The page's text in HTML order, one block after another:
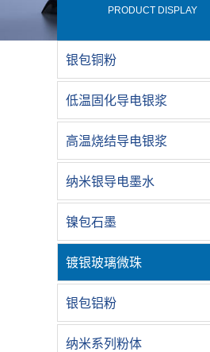
PRODUCT DISPLAY
银包铜粉
低温固化导电银浆
高温烧结导电银浆
纳米银导电墨水
镍包石墨
镀银玻璃微珠
银包铝粉
纳米系列粉体